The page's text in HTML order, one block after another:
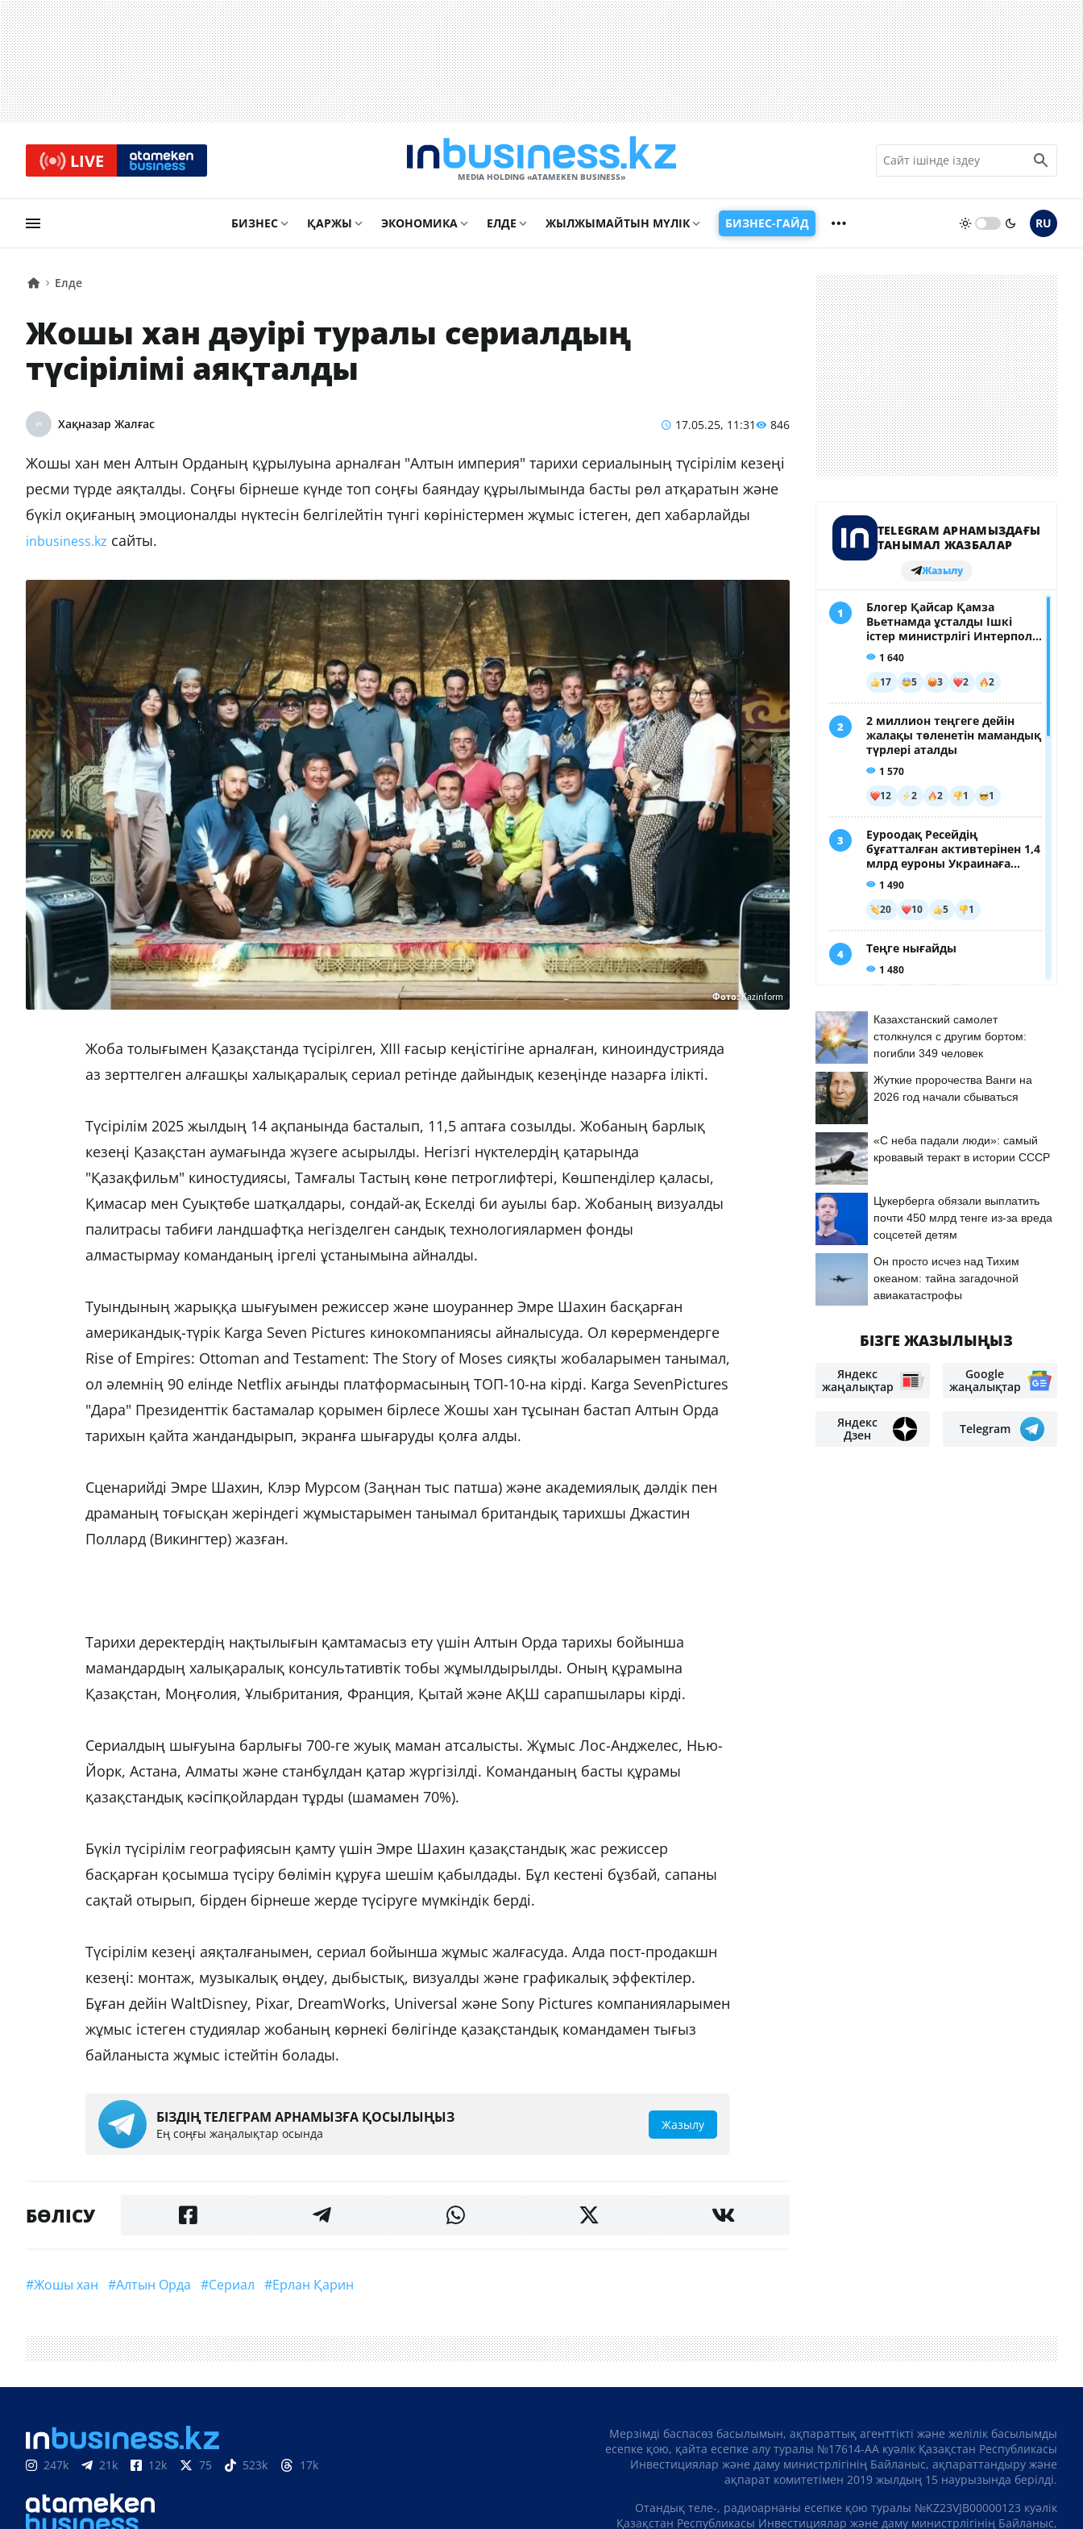
LIVE
MEDIA HOLDING «ATAMEKЕN BUSINESS»
БИЗНЕС ҚАРЖЫ ЭКОНОМИКА ЕЛДЕ ЖЫЛЖЫМАЙТЫН МҮЛІК БИЗНЕС-ГАЙД RU
Елде
Жошы хан дәуірі туралы сериалдың
түсірілімі аяқталды
Хақназар Жалғас 17.05.25, 11:31 846
Жошы хан мен Алтын Орданың құрылуына арналған "Алтын империя" тарихи сериалының түсірілім кезеңі
ресми түрде аяқталды. Соңғы бірнеше күнде топ соңғы баяндау құрылымында басты рөл атқаратын және
бүкіл оқиғаның эмоционалды нүктесін белгілейтін түнгі көріністермен жұмыс істеген, деп хабарлайды
inbusiness.kz сайты.
Фото:Kazinform
Жоба толығымен Қазақстанда түсірілген, ХІІІ ғасыр кеңістігіне арналған, киноиндустрияда
аз зерттелген алғашқы халықаралық сериал ретінде дайындық кезеңінде назарға ілікті.
Түсірілім 2025 жылдың 14 ақпанында басталып, 11,5 аптаға созылды. Жобаның барлық
кезеңі Қазақстан аумағында жүзеге асырылды. Негізгі нүктелердің қатарында
"Қазақфильм" киностудиясы, Тамғалы Тастың көне петроглифтері, Көшпенділер қаласы,
Қимасар мен Суықтөбе шатқалдары, сондай-ақ Ескелді би ауылы бар. Жобаның визуалды
палитрасы табиғи ландшафтқа негізделген сандық технологиялармен фонды
алмастырмау команданың іргелі ұстанымына айналды.
Туындының жарыққа шығуымен режиссер және шоураннер Эмре Шахин басқарған
американдық-түрік Karga Seven Pictures кинокомпаниясы айналысуда. Ол көрермендерге
Rise of Empires: Ottoman and Testament: The Story of Moses сияқты жобаларымен танымал,
ол әлемнің 90 елінде Netflix ағынды платформасының ТОП-10-на кірді. Karga SevenPictures
"Дара" Президенттік бастамалар қорымен бірлесе Жошы хан тұсынан бастап Алтын Орда
тарихын қайта жандандырып, экранға шығаруды қолға алды.
Сценарийді Эмре Шахин, Клэр Мурсом (Заңнан тыс патша) және академиялық дәлдік пен
драманың тоғысқан жеріндегі жұмыстарымен танымал британдық тарихшы Джастин
Поллард (Викингтер) жазған.
Тарихи деректердің нақтылығын қамтамасыз ету үшін Алтын Орда тарихы бойынша
мамандардың халықаралық консультативтік тобы жұмылдырылды. Оның құрамына
Қазақстан, Моңғолия, Ұлыбритания, Франция, Қытай және АҚШ сарапшылары кірді.
Сериалдың шығуына барлығы 700-ге жуық маман атсалысты. Жұмыс Лос-Анджелес, Нью-
Йорк, Астана, Алматы және станбұлдан қатар жүргізілді. Команданың басты құрамы
қазақстандық кәсіпқойлардан тұрды (шамамен 70%).
Бүкіл түсірілім географиясын қамту үшін Эмре Шахин қазақстандық жас режиссер
басқарған қосымша түсіру бөлімін құруға шешім қабылдады. Бұл кестені бұзбай, сапаны
сақтай отырып, бірден бірнеше жерде түсіруге мүмкіндік берді.
Түсірілім кезеңі аяқталғанымен, сериал бойынша жұмыс жалғасуда. Алда пост-продакшн
кезеңі: монтаж, музыкалық өңдеу, дыбыстық, визуалды және графикалық эффектілер.
Бұған дейін WaltDisney, Pixar, DreamWorks, Universal және Sony Pictures компанияларымен
жұмыс істеген студиялар жобаның көрнекі бөлігінде қазақстандық командамен тығыз
байланыста жұмыс істейтін болады.
БІЗДІҢ ТЕЛЕГРАМ АРНАМЫЗҒА ҚОСЫЛЫҢЫЗ
Ең соңғы жаңалықтар осында
Жазылу
БӨЛІСУ
#Жошы хан #Алтын Орда #сериал #Ерлан Қарин
Казахстанский самолет
столкнулся с другим бортом:
погибли 349 человек
Жуткие пророчества Ванги на
2026 год начали сбываться
«С неба падали люди»: самый
кровавый теракт в истории СССР
Цукерберга обязали выплатить
почти 450 млрд тенге из-за вреда
соцсетей детям
Он просто исчез над Тихим
океаном: тайна загадочной
авиакатастрофы
БІЗГЕ ЖАЗЫЛЫҢЫЗ
Яндекс
жаңалықтар
Google
жаңалықтар
Яндекс
Дзен
Telegram
247k 21k 12k 75 523k 17k
Мерзімді баспасөз басылымын, ақпараттық агенттікті және желілік басылымды
есепке қою, қайта есепке алу туралы №17614-АА куәлік Қазақстан Республикасы
Инвестициялар және даму министрлігінің Байланыс, ақпараттандыру және
ақпарат комитетімен 2019 жылдың 15 наурызында берілді.
Отандық теле-, радиоарнаны есепке қою туралы №KZ23VJB00000123 куәлік
Қазақстан Республикасы Инвестициялар және даму министрлігінің Байланыс,